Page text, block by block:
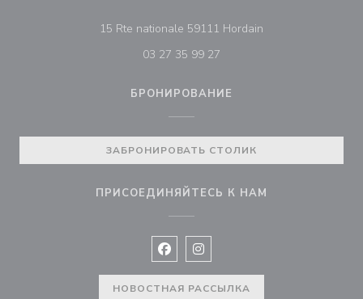
15 Rte nationale 59111 Hordain
03 27 35 99 27
БРОНИРОВАНИЕ
ЗАБРОНИРОВАТЬ СТОЛИК
ПРИСОЕДИНЯЙТЕСЬ К НАМ
Facebook ((открывается в новом
Instagram ((открывается в
НОВОСТНАЯ РАССЫЛКА